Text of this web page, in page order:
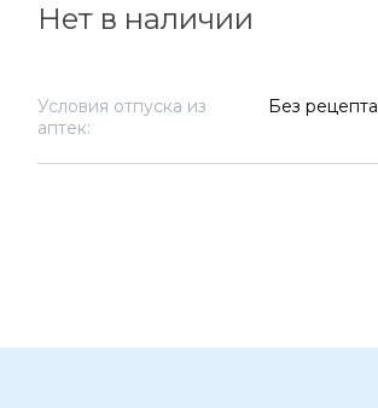
Нет в наличии
Условия отпуска из
аптек:
Без рецепта